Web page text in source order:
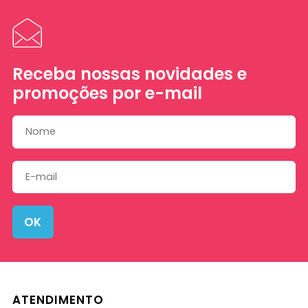
Receba nossas novidades e
promoções por e-mail
OK
ATENDIMENTO